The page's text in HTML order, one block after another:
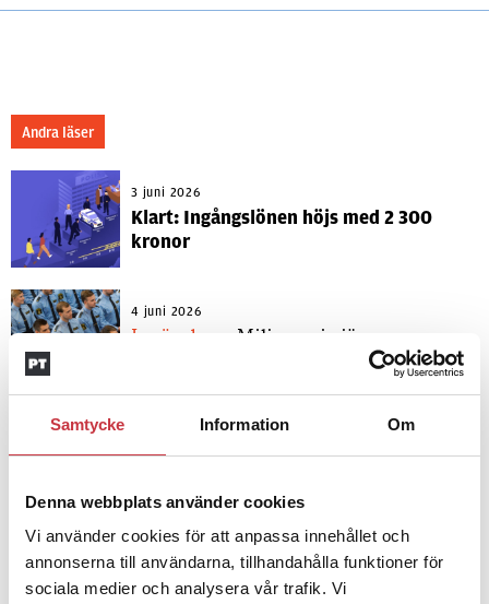
Samtycke Information Om
Denna webbplats använder cookies
Vi använder cookies för att anpassa innehållet och
annonserna till användarna, tillhandahålla funktioner för
sociala medier och analysera vår trafik. Vi
Andra läser
3 juni 2026
Klart: Ingångslönen höjs med 2 300
kronor
4 juni 2026
Insändare: Miljoner i sjön –
polisaspiranter underkänns på
Jens Mårtensson:
– nu ska han lära sig grunderna
4 juni 2026